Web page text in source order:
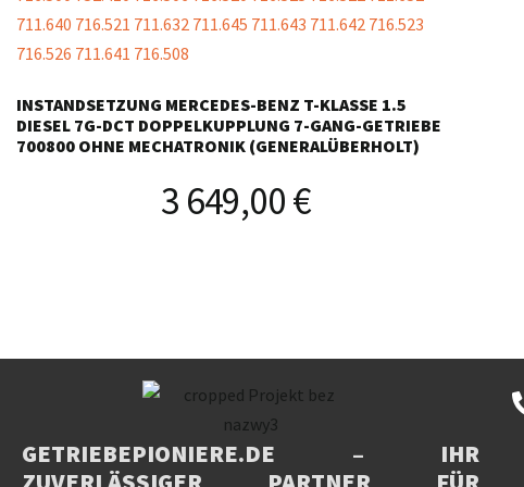
INSTANDSETZUNG MERCEDES-BENZ T-KLASSE 1.5
DIESEL 7G-DCT DOPPELKUPPLUNG 7-GANG-GETRIEBE
700800 OHNE MECHATRONIK (GENERALÜBERHOLT)
3 649,00€
GETRIEBEPIONIERE.DE – IHR